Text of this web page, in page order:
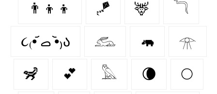
👨‍👦‍👦 🪁 🦌 𓆓
૮₍•᷄ ࡇ •᷅₎ა 𓃹 🦛 𓁿
🦨 💕 𓅓 🌘 🌕